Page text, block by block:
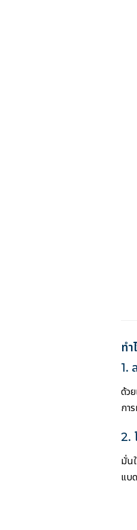
ท
1.
ด้ว
กา
2.
มั่น
แบ